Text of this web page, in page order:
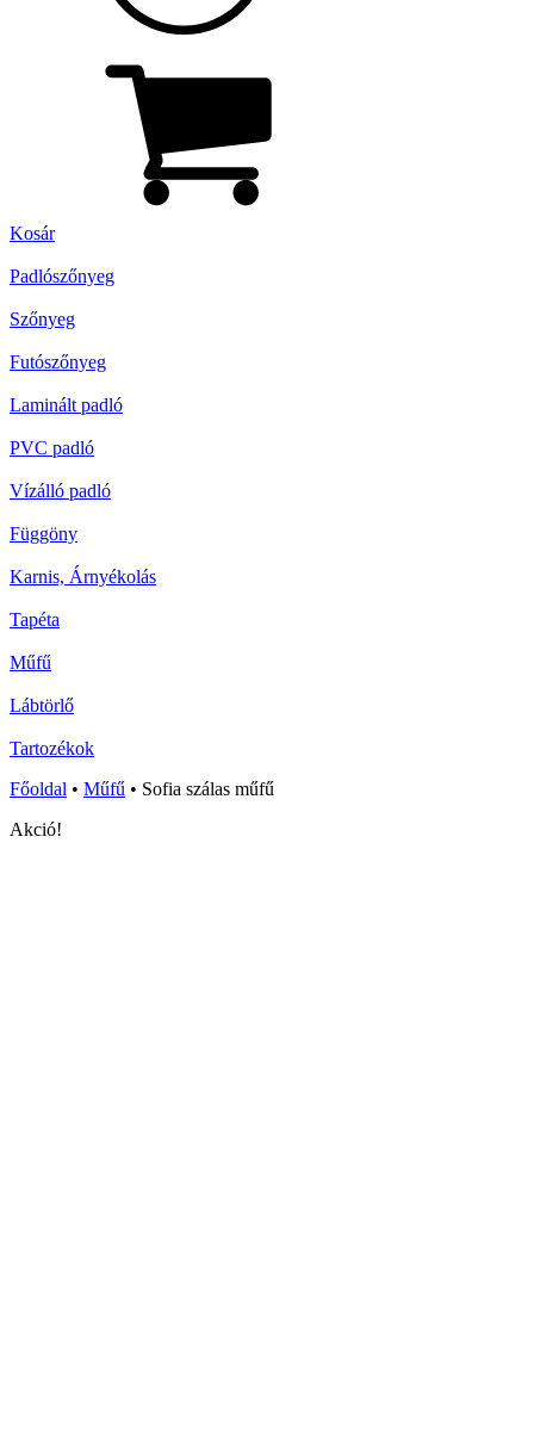
Kosár
Padlószőnyeg
Szőnyeg
Futószőnyeg
Laminált padló
PVC padló
Vízálló padló
Függöny
Karnis, Árnyékolás
Tapéta
Műfű
Lábtörlő
Tartozékok
Főoldal • Műfű • Sofia szálas műfű
Akció!